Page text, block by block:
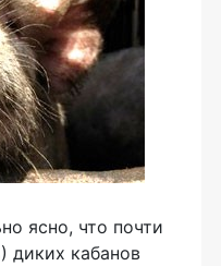
ясно, что почти
диких кабанов